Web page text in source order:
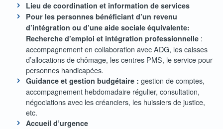
Lieu de coordination et information de services
Pour les personnes bénéficiant d’un revenu
d’intégration ou d’une aide sociale équivalente:
Recherche d’emploi et intégration professionnelle :
accompagnement en collaboration avec ADG, les caisses
d’allocations de chômage, les centres PMS, le service pour
personnes handicapées.
Guidance et gestion budgétaire : gestion de comptes,
accompagnement hebdomadaire régulier, consultation,
négociations avec les créanciers, les huissiers de justice,
etc.
Accueil d’urgence